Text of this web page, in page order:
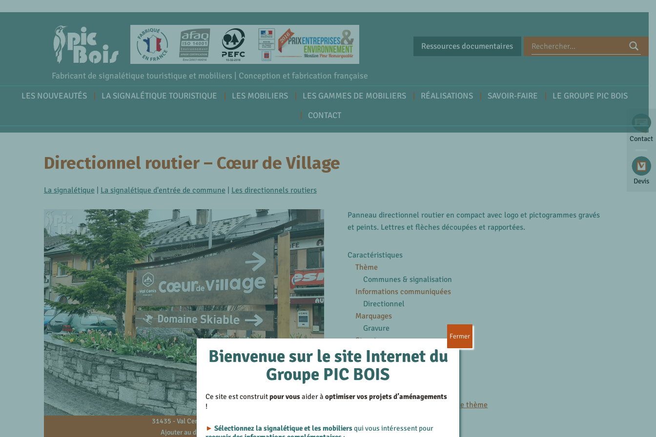
Contact
Devis
Fabricant de signalétique touristique et mobiliers | Conception et fabrication française
LES NOUVEAUTÉS LA SIGNALÉTIQUE TOURISTIQUE LES MOBILIERS LES GAMMES DE MOBILIERS RÉALISATIONS SAVOIR-FAIRE
LE GROUPE PIC BOIS
CONTACT
Ressources documentaires
Directionnel routier – Cœur de Village
La signalétique | La signalétique d'entrée de commune | Les directionnels routiers
31435 - Val Cenis - 73
Ajouter au devis
Panneau directionnel routier en compact avec logo et pictogrammes gravés
et peints. Lettres et flèches découpées et rapportées.
Caractéristiques
Thème
Communes & signalisation
Informations communiquées
Directionnel
Marquages
Gravure
Structures
Bois
En savoir plus
Voir les produits similaires
Voir les réalisations sur le même thème
Bienvenue sur le site Internet du
Groupe PIC BOIS
Ce site est construitpour vousaider àoptimiser vos projets d’aménagements
!
► Sélectionnez la signalétique et les mobiliersqui vous intéressent pour
Fermer